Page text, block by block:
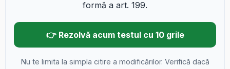
formă a art. 199.
👉 Rezolvă acum testul cu 10 grile
Nu te limita la simpla citire a modificărilor. Verifică dacă